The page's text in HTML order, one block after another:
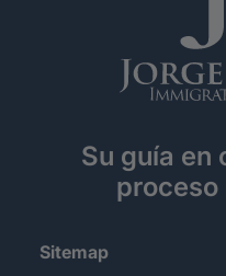
Su guía en
proceso
Sitemap